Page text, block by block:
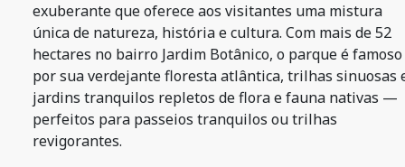
exuberante que oferece aos visitantes uma mistura
única de natureza, história e cultura. Com mais de 52
hectares no bairro Jardim Botânico, o parque é famoso
por sua verdejante floresta atlântica, trilhas sinuosas
jardins tranquilos repletos de flora e fauna nativas —
perfeitos para passeios tranquilos ou trilhas
revigorantes.